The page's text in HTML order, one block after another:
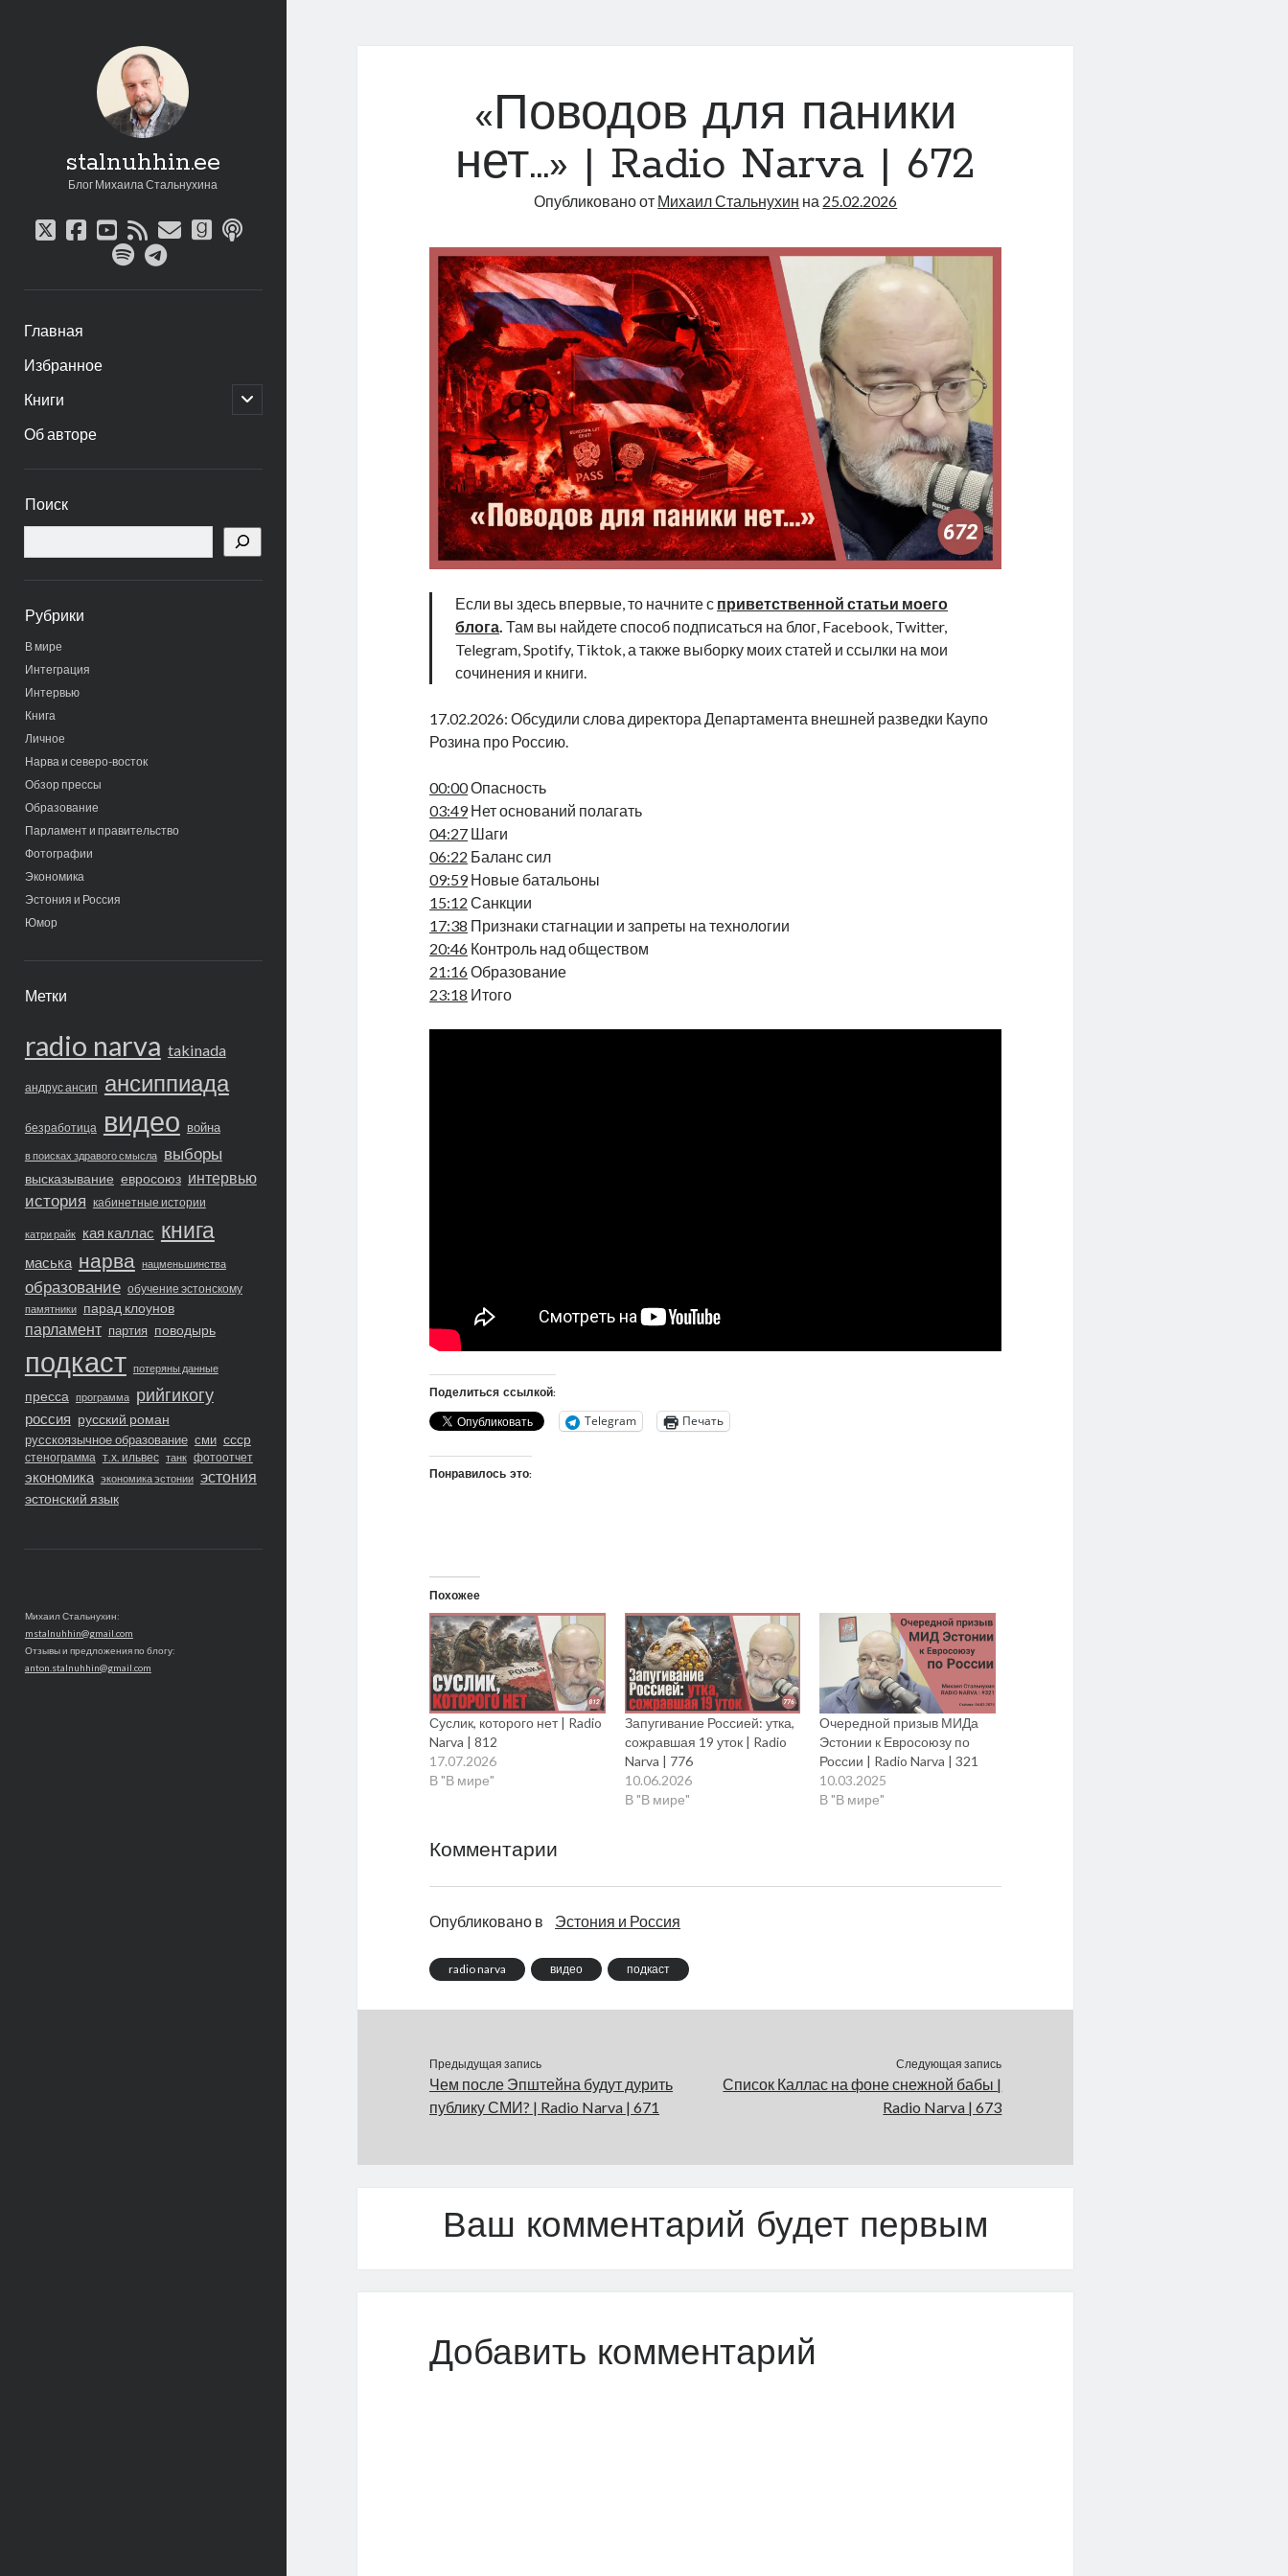
stalnuhhin.ee
Блог Михаила Стальнухина
twitter
facebook
youtube
rssemailgoodreads
podcast
spotifytelegram
Главная
Избранное
Книги
открыть
дочернее
Об авторе
панель
Поиск
Рубрики
В мире
Интеграция
Интервью
Книга
Личное
Нарва и северо-восток
Обзор прессы
Образование
Парламент и правительство
Фотографии
Экономика
Эстония и Россия
Юмор
Метки
radio narva takinada
андрус ансип ансиппиада
безработица видео война
в поисках здравого смысла выборы
высказывание евросоюз интервью
история кабинетные истории
катри райк кая каллас книга
маська нарва нацменьшинства
образование обучение эстонскому
памятники парад клоунов
парламент партия поводырь
подкаст потеряны данные
пресса программа рийгикогу
россия русский роман
русскоязычное образование сми ссср
стенограмма т.х. ильвес танк фотоотчет
экономика экономика эстонии эстония
эстонский язык
Михаил Стальнухин:
mstalnuhhin@gmail.com
Отзывы и предложения по блогу:
anton.stalnuhhin@gmail.com
«Поводов для паники
нет…» | Radio Narva | 672
Опубликовано от Михаил Стальнухин на 25.02.2026
Если вы здесь впервые, то начните с приветственной статьи моего
блога. Там вы найдете способ подписаться на блог, Facebook, Twitter,
Telegram, Spotify, Tiktok, а также выборку моих статей и ссылки на мои
сочинения и книги.
17.02.2026: Обсудили слова директора Департамента внешней разведки Каупо
Розина про Россию.
00:00Опасность
03:49Нет оснований полагать
04:27 Шаги
06:22 Баланс сил
09:59Новые батальоны
15:12 Санкции
17:38 Признаки стагнации и запреты на технологии
20:46 Контроль над обществом
21:16Образование
23:18 Итого
Поделиться ссылкой:
Telegram Печать
Понравилось это:
Похожее
Суслик, которого нет | Radio
Narva | 812
17.07.2026
В "В мире"
Запугивание Россией: утка,
сожравшая 19 уток | Radio
Narva | 776
10.06.2026
В "В мире"
Очередной призыв МИДа
Эстонии к Евросоюзу по
России | Radio Narva | 321
10.03.2025
В "В мире"
Комментарии
Опубликовано в Эстония и Россия
radio narva видео подкаст
Предыдущая запись
Чем после Эпштейна будут дурить
публику СМИ? | Radio Narva | 671
Следующая запись
Список Каллас на фоне снежной бабы |
Radio Narva | 673
Ваш комментарий будет первым
Добавить комментарий